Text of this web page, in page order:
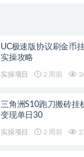
UC极速版协议刷金币
实操攻略
实操项目 2 周前
三角洲S10跑刀搬砖挂
变现单日30
实操项目 2 周前